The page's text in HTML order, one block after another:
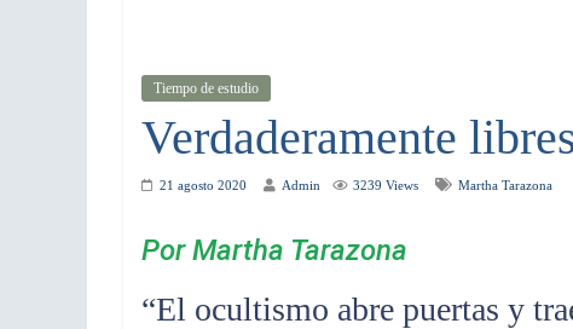
Tiempo de estudio
Verdaderamente libres
21 agosto 2020 Admin 3239 Views Martha Tarazona
Por Martha Tarazona
“El ocultismo abre puertas y